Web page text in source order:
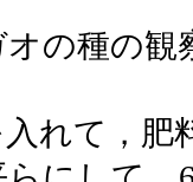
の種の観
れて，肥